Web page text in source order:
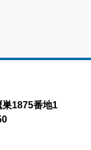
1875番地1